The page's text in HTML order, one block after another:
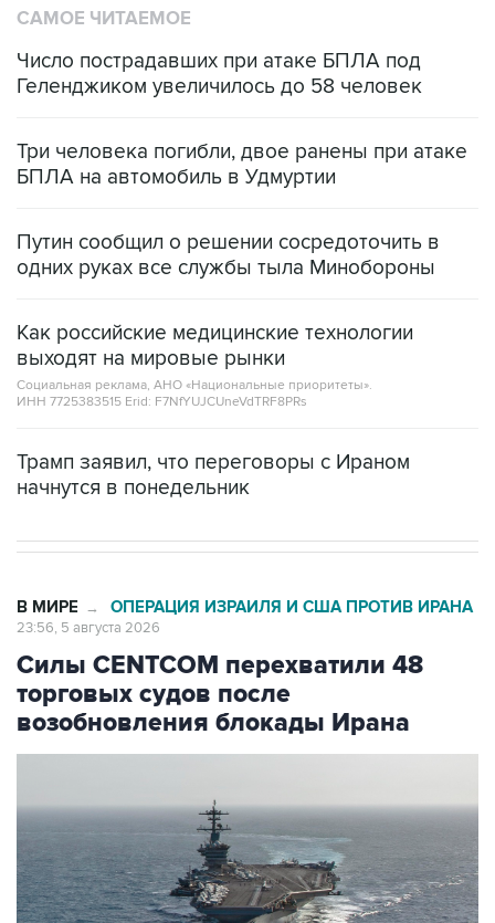
САМОЕ ЧИТАЕМОЕ
Число пострадавших при атаке БПЛА под
Геленджиком увеличилось до 58 человек
Три человека погибли, двое ранены при атаке
БПЛА на автомобиль в Удмуртии
Путин сообщил о решении сосредоточить в
одних руках все службы тыла Минобороны
Как российские медицинские технологии
выходят на мировые рынки
Социальная реклама, АНО «Национальные приоритеты».
ИНН 7725383515 Erid: F7NfYUJCUneVdTRF8PRs
Трамп заявил, что переговоры с Ираном
начнутся в понедельник
В МИРЕ → ОПЕРАЦИЯ ИЗРАИЛЯ И США ПРОТИВ ИРАНА
23:56, 5 августа 2026
Силы CENTCOM перехватили 48
торговых судов после
возобновления блокады Ирана